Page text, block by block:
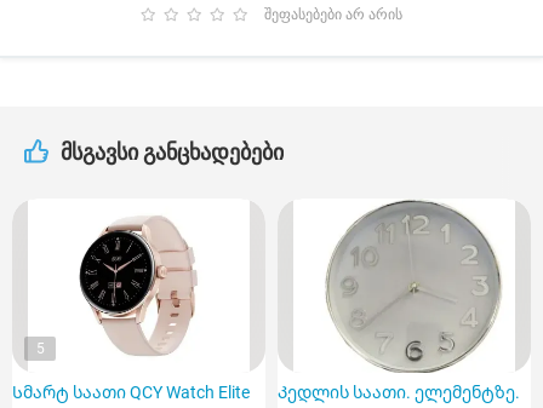
შეფასებები არ არის
მსგავსი განცხადებები
5
Სმარტ საათი QCY Watch Elite
Კედლის საათი. ელემენტზე.